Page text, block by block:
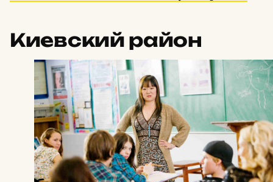
Киевский район